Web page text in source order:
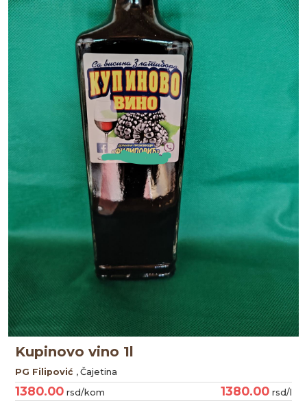
Kupinovo vino 1l
PG Filipović , Čajetina
1380.00 rsd/kom 1380.00 rsd/l